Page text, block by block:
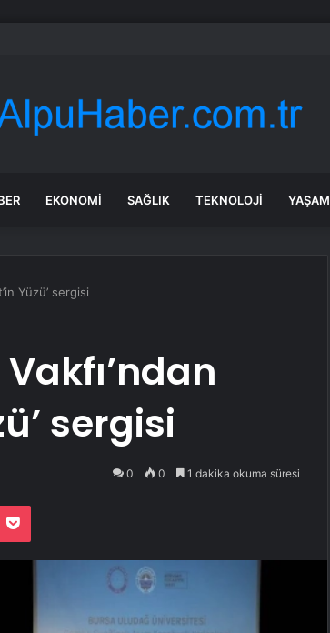
Araç Modernizasyon Programını Onayladı
EKONOMI SAĞLIK TEKNOLOJI YAŞAM
Yüzü’ sergisi
sergisi
0 0 1 dakika okuma süresi
Pocket